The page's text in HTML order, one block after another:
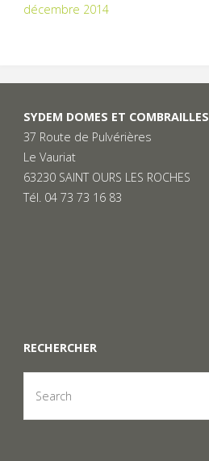
décembre 2014
SYDEM DOMES ET COMBRAILLES
37 Route de Pulvérières
Le Vauriat
63230 SAINT OURS LES ROCHES
Tél. 04 73 73 16 83
RECHERCHER